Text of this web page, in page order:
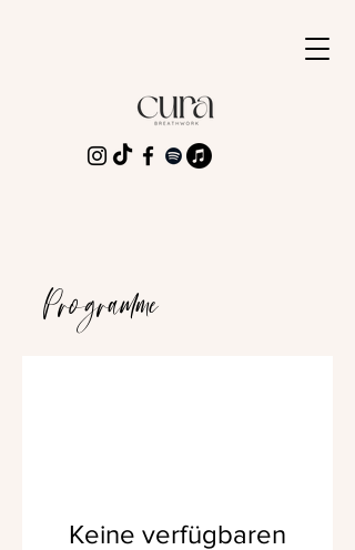
Programme
Keine verfügbaren